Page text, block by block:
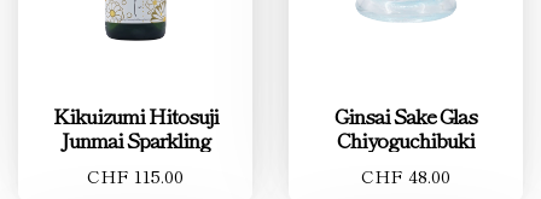
Kikuizumi Hitosuji
Junmai Sparkling
CHF 115.00
Ginsai Sake Glas
Chiyoguchibuki
CHF 48.00